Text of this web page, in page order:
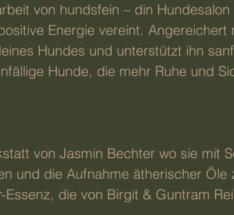
von hundsfein – din Hundesalon
Energie vereint. Angereichert
Hundes und unterstützt ihn
Hunde, die mehr Ruhe und
von Jasmin Bechter wo sie mit
und die Aufnahme ätherischer Öle
die von Birgit & Guntram